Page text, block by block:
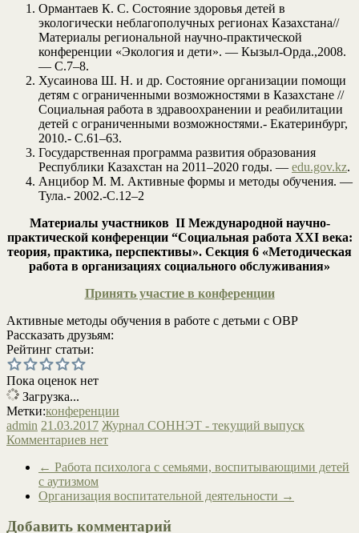
Ормантаев К. С. Состояние здоровья детей в
экологически неблагополучных регионах Казахстана//
Материалы региональной научно-практической
конференции «Экология и дети». — Кызыл-Орда.,2008.
— С.7–8.
Хусаинова Ш. Н. и др. Состояние организации помощи
детям с ограниченными возможностями в Казахстане //
Социальная работа в здравоохранении и реабилитации
детей с ограниченными возможностями.- Екатеринбург,
2010.- С.61–63.
Государственная программа развития образования
Республики Казахстан на 2011–2020 годы. — edu.gov.kz.
Анцибор М. М. Активные формы и методы обучения. —
Тула.- 2002.-С.12–2
Материалы участников II Международной научно-
практической конференции “Социальная работа XXI века:
теория, практика, перспективы». Секция 6 «Методическая
работа в организациях социального обслуживания»
Принять участие в конференции
Активные методы обучения в работе с детьми с ОВР
Рассказать друзьям:
Рейтинг статьи:
Пока оценок нет
Загрузка...
Метки:конференции
admin 21.03.2017 Журнал СОННЭТ - текущий выпуск
Комментариев нет
← Работа психолога с семьями, воспитывающими детей
с аутизмом
Организация воспитательной деятельности →
Добавить комментарий